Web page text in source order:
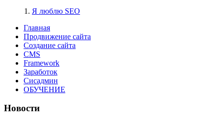
1. Я люблю SEO
Главная
Продвижение сайта
Создание сайта
CMS
Framework
Заработок
Сисадмин
ОБУЧЕНИЕ
Новости